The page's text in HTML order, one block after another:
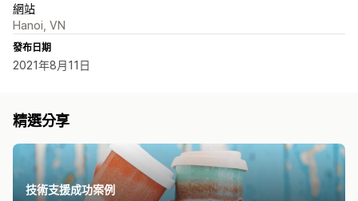
網站
Hanoi, VN
發布日期
2021年8月11日
精選分享
技術支援成功案例